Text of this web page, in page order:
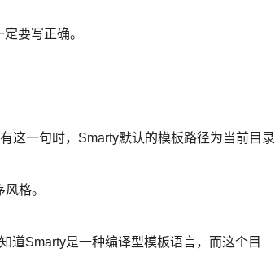
要写正确。
这一句时，Smarty默认的模板路径为当前目录
格。
道Smarty是一种编译型模板语言，而这个目